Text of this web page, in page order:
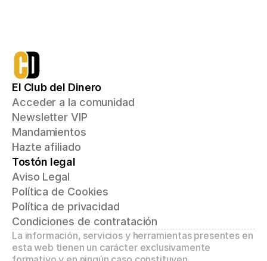
El Club del Dinero
Acceder a la comunidad
Newsletter VIP
Mandamientos
Hazte afiliado
Tostón legal
Aviso Legal
Política de Cookies
Política de privacidad
Condiciones de contratación
La información, servicios y herramientas presentes en
esta web tienen un carácter exclusivamente